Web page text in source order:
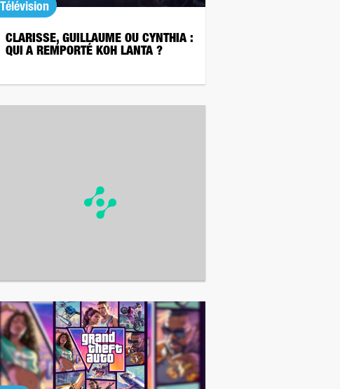
Télévision
CLARISSE, GUILLAUME OU CYNTHIA :
QUI A REMPORTÉ KOH LANTA ?